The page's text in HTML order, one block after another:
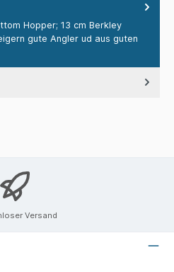
Hopper; 13 cm Berkley
gute Angler ud aus guten
Versand